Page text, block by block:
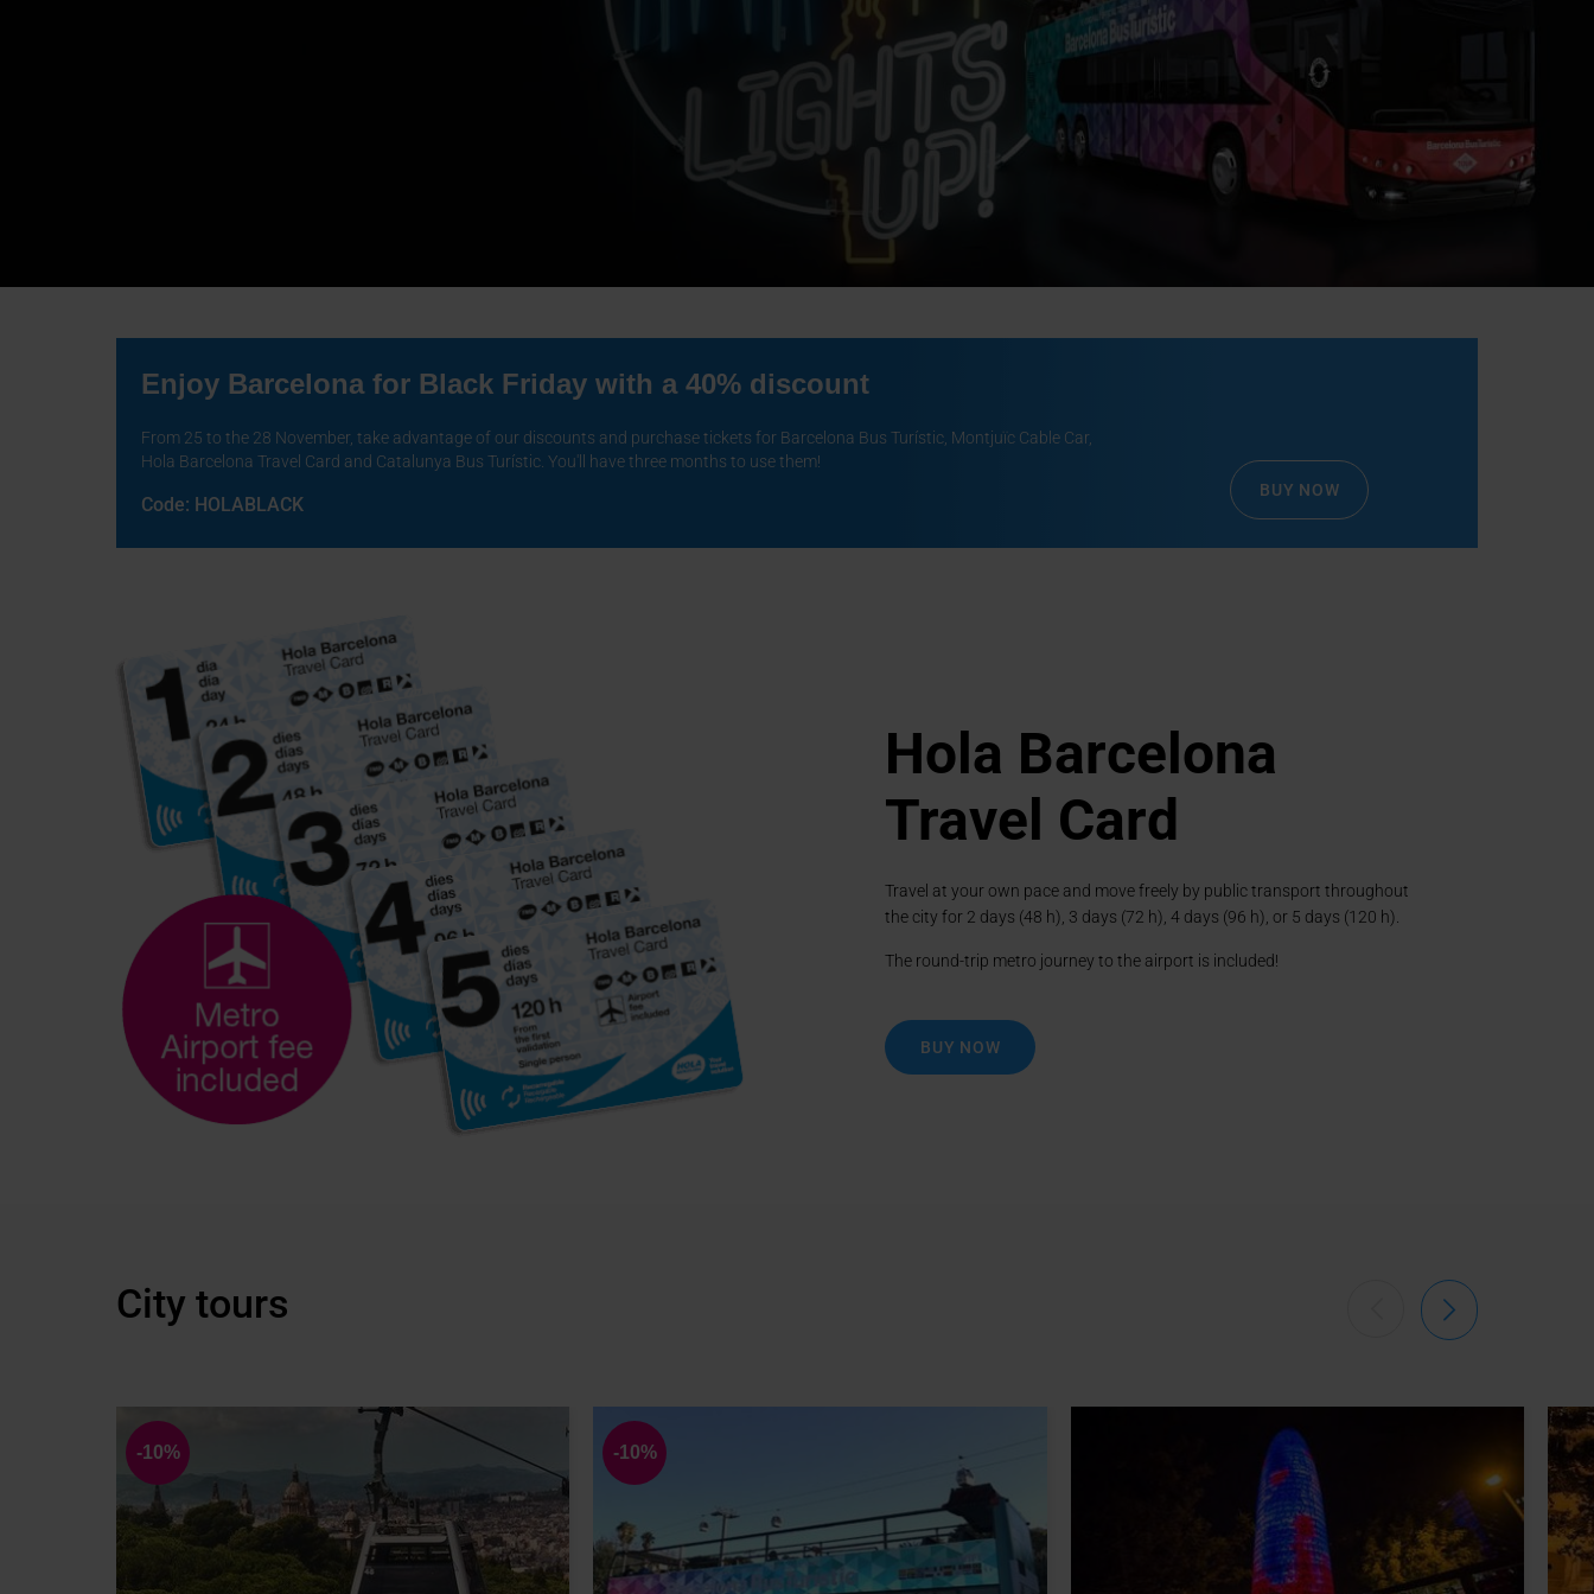
Lights up! Night route with
the Barcelona Night Tour
Dreamy nights during the summer with an unforgettable night tour to enjoy the
BUY NOW
Go to 1
Go to 2
Go to 3
Go to 4
Enjoy Barcelona for Black Friday with a 40% discount
From 25 to the 28 November, take advantage of our discounts and purchase tickets for Barcelona Bus Turístic, Montjuïc Cable Car,
Hola Barcelona Travel Card and Catalunya Bus Turístic. You'll have three months to use them!
Code: HOLABLACK
BUY NOW
Hola Barcelona
Travel Card
Travel at your own pace and move freely by public transport throughout
the city for 2 days (48 h), 3 days (72 h), 4 days (96 h), or 5 days (120 h).
The round-trip metro journey to the airport is included!
BUY NOW
City tours